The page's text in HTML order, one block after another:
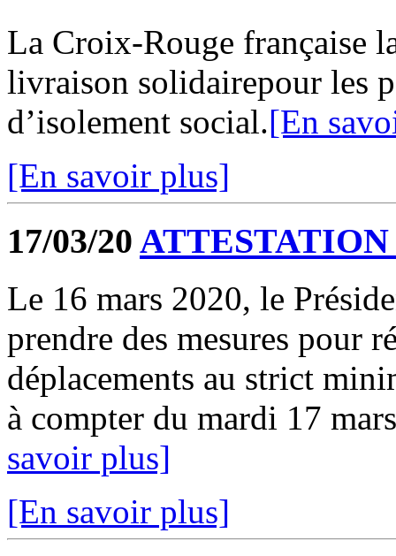
La Croix-Rouge française
livraison solidairepour les
d’isolement social.[En
[En savoir plus]
17/03/20
Le 16 mars 2020, le
prendre des mesures pour
déplacements au strict
à compter du mardi 17
savoir plus]
[En savoir plus]